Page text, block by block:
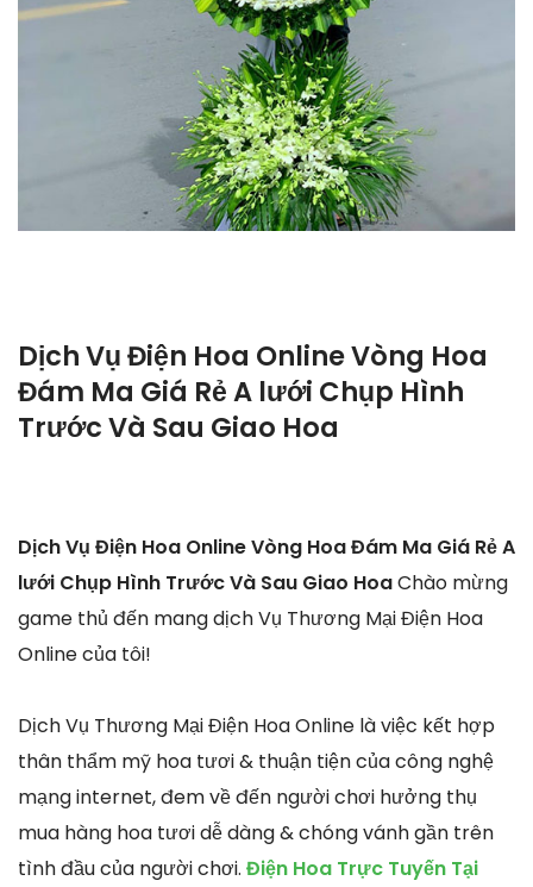
Dịch Vụ Điện Hoa Online Vòng Hoa
Đám Ma Giá Rẻ A lưới Chụp Hình
Trước Và Sau Giao Hoa
Dịch Vụ Điện Hoa Online Vòng Hoa Đám Ma Giá Rẻ A
lưới Chụp Hình Trước Và Sau Giao HoaChào mừng
game thủ đến mang dịch Vụ Thương Mại Điện Hoa
Online của tôi!
Dịch Vụ Thương Mại Điện Hoa Online là việc kết hợp
thân thẩm mỹ hoa tươi & thuận tiện của công nghệ
mạng internet, đem về đến người chơi hưởng thụ
mua hàng hoa tươi dễ dàng & chóng vánh gần trên
tình đầu của người chơi. Điện Hoa Trực Tuyến Tại